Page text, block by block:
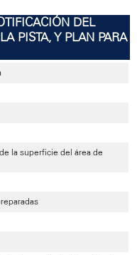
DEL
PISTA, Y PLAN PARA
la superficie del área de